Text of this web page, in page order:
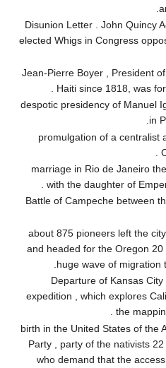
- Disunion Letter . John Quincy
elected Whigs in Congress
- Jean-Pierre Boyer , President
Haiti since 1818, was
- despotic presidency of Manuel
in
- promulgation of a centralist
- marriage in Rio de Janeiro
with the daughter of
- Battle of Campeche between
- about 875 pioneers left the
and headed for the Oregon
huge wave of migration
- Departure of Kansas
expedition , which explores
the
- birth in the United States of the
Party , party of the nativists
who demand that the